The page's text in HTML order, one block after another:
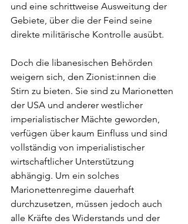
und eine schrittweise Ausweitung der
Gebiete, über die der Feind seine
direkte militärische Kontrolle ausübt.
Doch die libanesischen Behörden
weigern sich, den Zionist:innen die
Stirn zu bieten. Sie sind zu Marionetten
der USA und anderer westlicher
imperialistischer Mächte geworden,
verfügen über kaum Einfluss und sind
vollständig von imperialistischer
wirtschaftlicher Unterstützung
abhängig. Um ein solches
Marionettenregime dauerhaft
durchzusetzen, müssen jedoch auch
alle Kräfte des Widerstands und der